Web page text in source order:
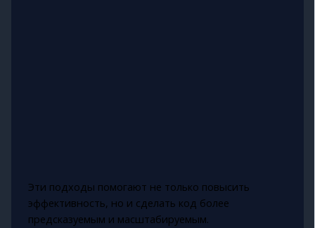
Эти подходы помогают не только повысить
эффективность, но и сделать код более
предсказуемым и масштабируемым.